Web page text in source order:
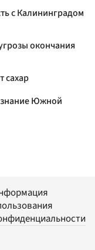
с Калининградом
окончания
сахар
Южной